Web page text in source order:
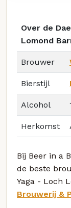
Over de
Lomond
Brouwer
Bierstijl
Alcohol
Herkomst
Bij Beer in a
de beste
Yaga - Loch
Brouwerij &